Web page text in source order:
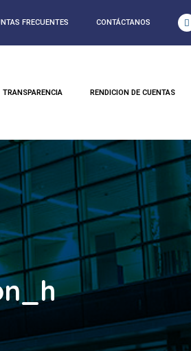
FRECUENTES CONTÁCTANOS
TRANSPARENCIA RENDICION DE CUENTAS